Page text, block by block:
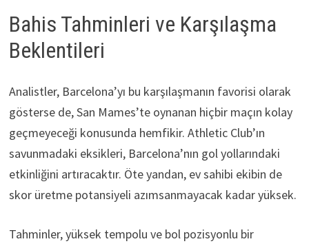
Bahis Tahminleri ve Karşılaşma
Beklentileri
Analistler, Barcelona’yı bu karşılaşmanın favorisi olarak
gösterse de, San Mames’te oynanan hiçbir maçın kolay
geçmeyeceği konusunda hemfikir. Athletic Club’ın
savunmadaki eksikleri, Barcelona’nın gol yollarındaki
etkinliğini artıracaktır. Öte yandan, ev sahibi ekibin de
skor üretme potansiyeli azımsanmayacak kadar yüksek.
Tahminler, yüksek tempolu ve bol pozisyonlu bir